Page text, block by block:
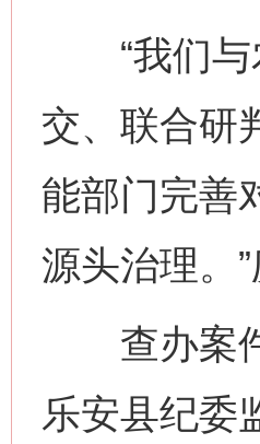
“我们与
交、联合研
能部门完善
源头治理。
查办案件
乐安县纪委